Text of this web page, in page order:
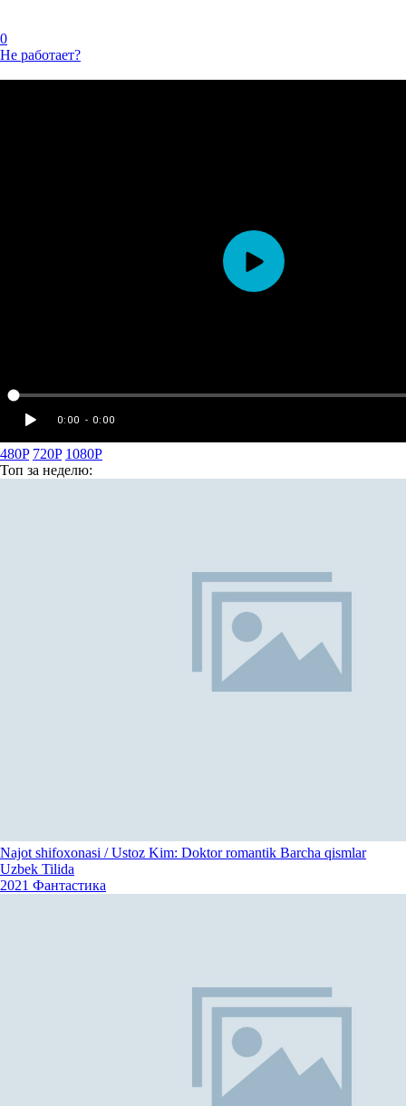
0
Не работает?
480P 720P 1080P
Топ за неделю:
Najot shifoxonasi / Ustoz Kim: Doktor romantik Barcha qismlar
Uzbek Tilida
2021 Фантастика